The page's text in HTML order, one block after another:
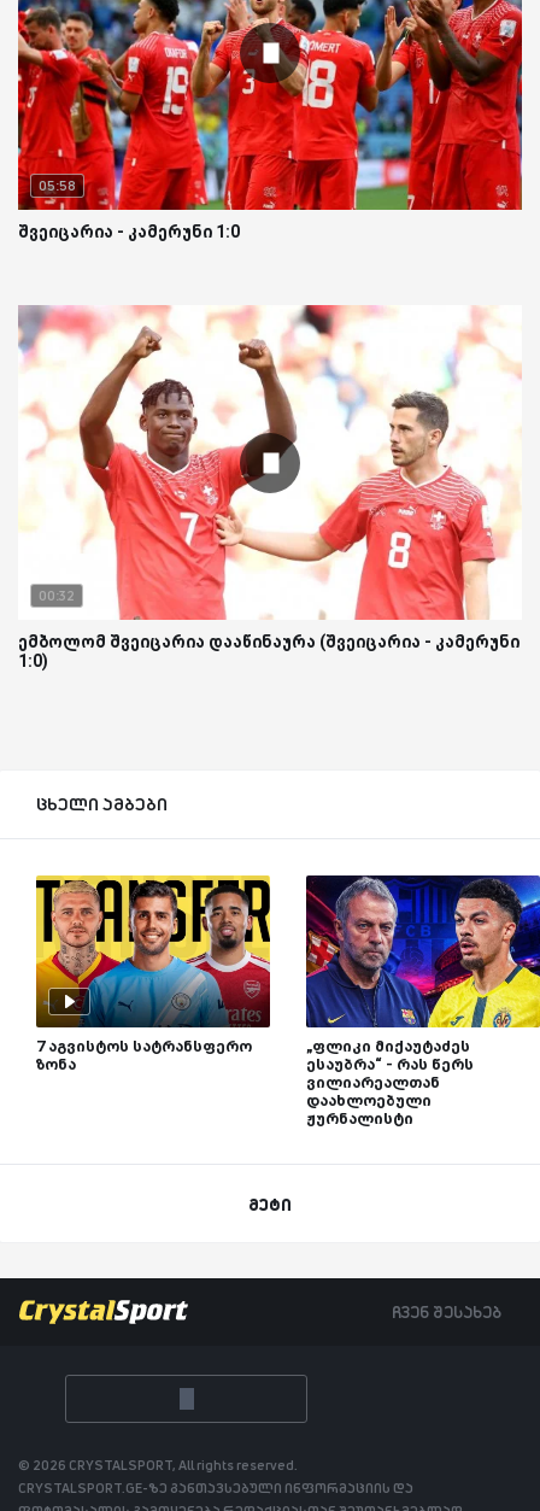
05:58
შვეიცარია - კამერუნი 1:0
00:32
ემბოლომ შვეიცარია დააწინაურა (შვეიცარია - კამერუნი
1:0)
ცხელი ამბები
7 აგვისტოს სატრანსფერო
ზონა
„ფლიკი მიქაუტაძეს
ესაუბრა“ - რას წერს
ვილიარეალთან
დაახლოებული
ჟურნალისტი
მეტი
ჩვენ შესახებ
© 2026 CRYSTALSPORT, All rights reserved.
CRYSTALSPORT.GE-ზე განთავსებული ინფორმაციის და